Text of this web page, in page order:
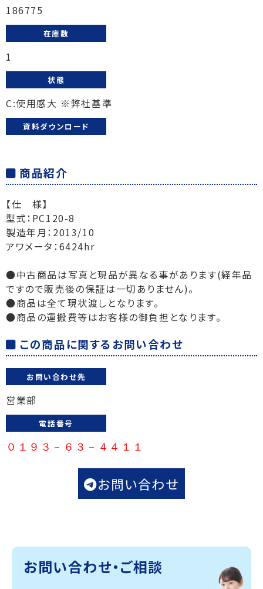
186775
在庫数
1
状態
C:使用感大 ※弊社基準
資料ダウンロード
商品紹介
【仕 様】
型式：PC120-8
製造年月：2013/10
アワメータ：6424hr
●中古商品は写真と現品が異なる事があります(経年品
ですので販売後の保証は一切ありません)。
●商品は全て現状渡しとなります。
●商品の運搬費等はお客様の御負担となります。
この商品に関するお問い合わせ
お問い合わせ先
営業部
電話番号
０１９３－６３－４４１１
お問い合わせ
お問い合わせ・ご相談